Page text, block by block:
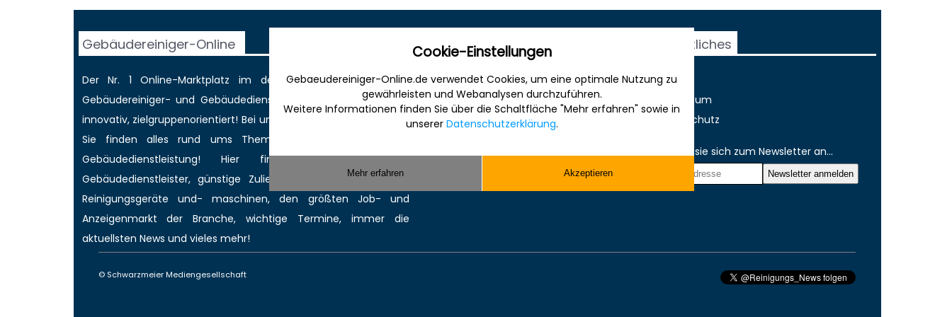
Gebäudereiniger-Online
Der Nr. 1 Online-Marktplatz im deutschen Internet für die
Gebäudereiniger- und Gebäudedienstleisterbranche. Informativ,
innovativ, zielgruppenorientiert! Bei uns werden Sie gefunden und
Sie finden alles rund ums Thema Gebäudereinigung bzw.
Gebäudedienstleistung! Hier finden Sie kompetente
Gebäudedienstleister, günstige Zulieferer für Reinigungsmittel,
Reinigungsgeräte und- maschinen, den größtenJob- und
Anzeigenmarkt der Branche,wichtige Termine, immer die
aktuellsten News und vieles mehr!
Sonstiges
Werbung
Musterverträge und Vorlagen
Hilfe
Rechtliches
AGB
Impressum
Datenschutz
Melden sie sich zum Newsletter an...
© Schwarzmeier Mediengesellschaft
Cookie-Einstellungen
Gebaeudereiniger-Online.de verwendet Cookies, um eine optimale Nutzung zu
gewährleisten und Webanalysen durchzuführen.
Weitere Informationen finden Sie über die Schaltfläche "Mehr erfahren" sowie in
unserer Datenschutzerklärung.
Mehr erfahren Akzeptieren